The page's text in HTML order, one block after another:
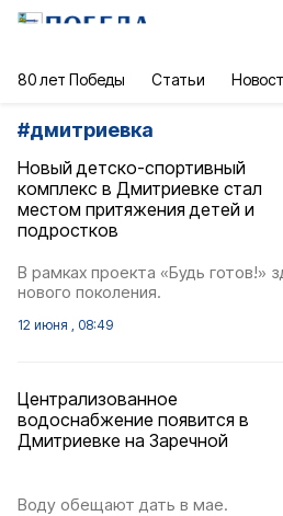
80 лет Победы Статьи
#дмитриевка
Новый детско-спортивный
комплекс в Дмитриевке стал
местом притяжения детей и
подростков
В рамках проекта «Будь готов!»
нового поколения.
12 июня , 08:49
Централизованное
водоснабжение появится в
Дмитриевке на Заречной
Воду обещают дать в мае.